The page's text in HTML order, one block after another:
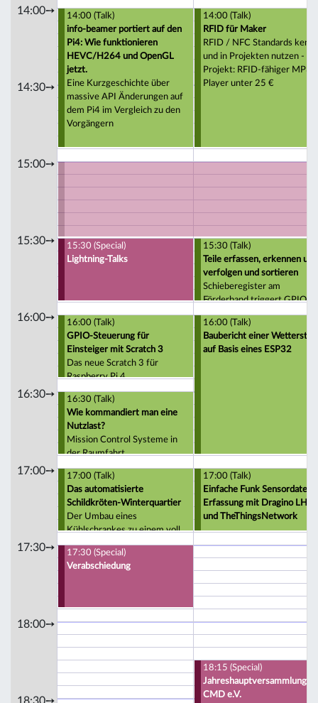
14:00➙
14:30➙
15:00➙
15:30➙
16:00➙
16:30➙
17:00➙
17:30➙
18:00➙
14:00 (Talk)
info-beamer portiert auf den
Pi4: Wie funktionieren
HEVC/H264 und OpenGL
jetzt.
Eine Kurzgeschichte über
massive API Änderungen auf
dem Pi4 im Vergleich zu den
Vorgängern
14:00 (Talk)
RFID für Maker
RFID / NFC Standards
und in Projekten nutzen -
Projekt: RFID-fähiger MP3
Player unter 25 €
15:30 (Special)
Lightning-Talks
15:30 (Talk)
Teile erfassen, erkennen und
verfolgen und sortieren
Schieberegister am
Förderband triggert GPIO
Pi und Arduino
16:00 (Talk)
GPIO-Steuerung für
Einsteiger mit Scratch 3
Das neue Scratch 3 für
Raspberry Pi 4
16:00 (Talk)
Baubericht einer
auf Basis eines ESP32
16:30 (Talk)
Wie kommandiert man eine
Nutzlast?
Mission Control Systeme in
der Raumfahrt
17:00 (Talk)
Das automatisierte
Schildkröten-Winterquartier
Der Umbau eines
Kühlschrankes zu einem voll
automatisierten Schildkröten-
Winterquartier
17:00 (Talk)
Einfache Funk Sensordaten
Erfassung mit Dragino
und TheThingsNetwork
17:30 (Special)
Verabschiedung
18:15 (Special)
Jahreshauptversammlung
CMD e.V.